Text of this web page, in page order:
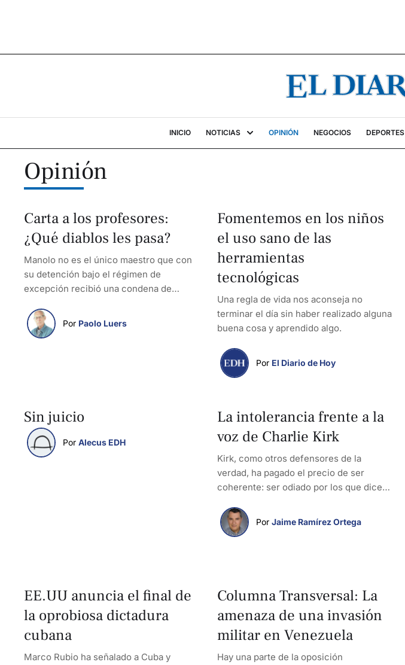
INICIO NOTICIAS OPINIÓN NEGOCIOS DEPORTES
Opinión
Carta a los profesores:
¿Qué diablos les pasa?
Manolo no es el único maestro que con
su detención bajo el régimen de
excepción recibió una condena de
Por Paolo Luers
Fomentemos en los niños
el uso sano de las
herramientas
tecnológicas
Una regla de vida nos aconseja no
terminar el día sin haber realizado alguna
buena cosa y aprendido algo.
Por El Diario de Hoy
Sin juicio
Por Alecus EDH
La intolerancia frente a la
voz de Charlie Kirk
Kirk, como otros defensores de la
verdad, ha pagado el precio de ser
coherente: ser odiado por los que dicen
Por Jaime Ramírez Ortega
EE.UU anuncia el final de
la oprobiosa dictadura
cubana
Marco Rubio ha señalado a Cuba y
Columna Transversal: La
amenaza de una invasión
militar en Venezuela
Hay una parte de la oposición